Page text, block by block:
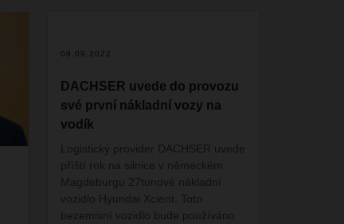
08.09.2022
DACHSER uvede do provozu
své první nákladní vozy na
vodík
Logistický provider DACHSER uvede
příští rok na silnice v německém
Magdeburgu 27tunové nákladní
vozidlo Hyundai Xcient. Toto
bezemisní vozidlo bude používáno